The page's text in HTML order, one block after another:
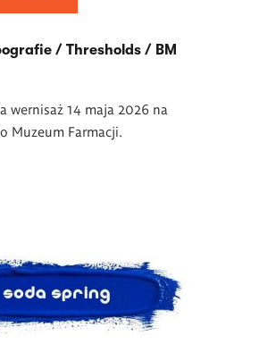
/ Thresholds / BM
wernisaż 14 maja 2026 na
Muzeum Farmacji.